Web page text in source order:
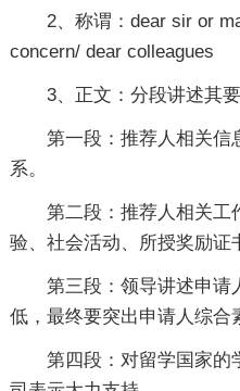
2、称谓：dear sir or
concern/ dear colleagues
3、正文：分段讲述其
第一段：推荐人相关信
系。
第二段：推荐人相关工
验、社会活动、所授奖励证
第三段：领导讲述申请
低，最终要突出申请人综合
第四段：对留学国家的